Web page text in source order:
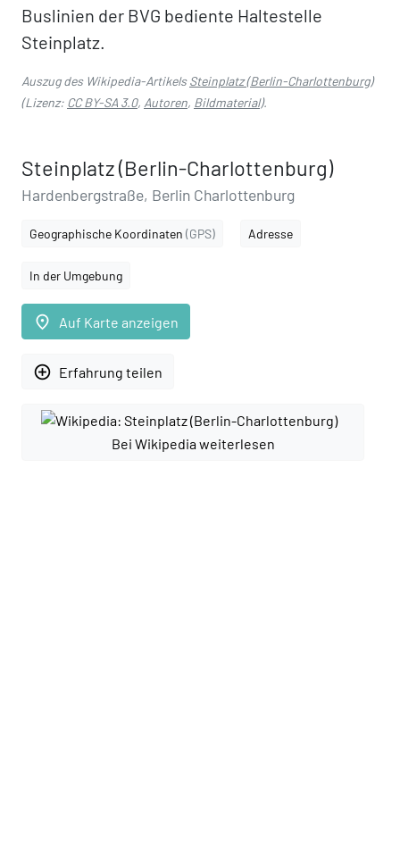
Buslinien der BVG bediente Haltestelle
Steinplatz.
Auszug des Wikipedia-ArtikelsSteinplatz (Berlin-Charlottenburg)
(Lizenz: CC BY-SA 3.0, Autoren, Bildmaterial).
Steinplatz (Berlin-Charlottenburg)
Hardenbergstraße, Berlin Charlottenburg
Geographische Koordinaten (GPS) Adresse
In der Umgebung
place Auf Karte anzeigen
add_circle_outline Erfahrung teilen
Bei Wikipedia weiterlesen